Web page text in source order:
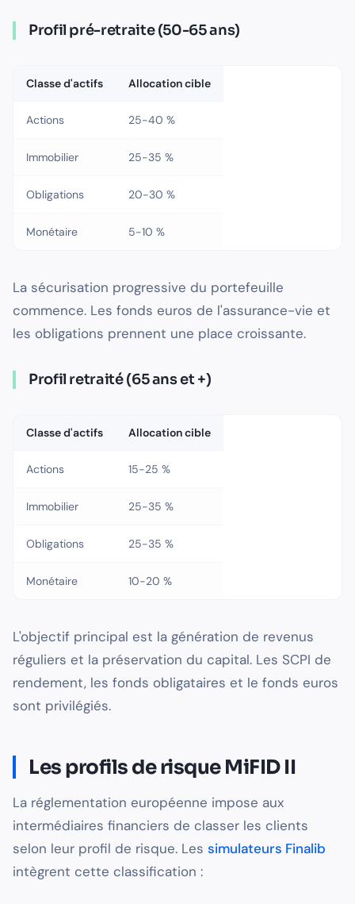
Profil pré-retraite (50-65 ans)
Classe d'actifs Allocation cible
Actions 25-40 %
Immobilier 25-35 %
Obligations 20-30 %
Monétaire 5-10 %
La sécurisation progressive du portefeuille
commence. Les fonds euros de l'assurance-vie et
les obligations prennent une place croissante.
Profil retraité (65 ans et +)
Classe d'actifs Allocation cible
Actions 15-25 %
Immobilier 25-35 %
Obligations 25-35 %
Monétaire 10-20 %
L'objectif principal est la génération de revenus
réguliers et la préservation du capital. Les SCPI de
rendement, les fonds obligataires et le fonds euros
sont privilégiés.
Les profils de risque MiFID II
La réglementation européenne impose aux
intermédiaires financiers de classer les clients
selon leur profil de risque. Les simulateurs Finalib
intègrent cette classification :